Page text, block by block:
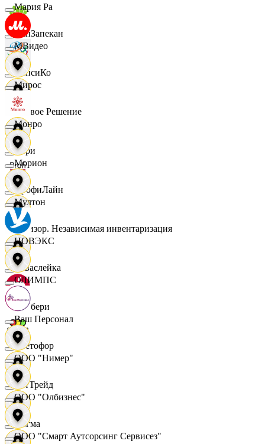
ПанЗапекан
ПепсиКо
Первое Решение
Пери
ПрофиЛайн
Ревизор. Независимая инвентаризация
Саваслейка
Самбери
Светофор
СетТрейд
Сигма
Мария Ра
МВидео
Мирос
Монро
Морион
Мултон
НОВЭКС
ОЛИМПС
Ваш Персонал
ООО "Нимер"
ООО "Олбизнес"
ООО "Смарт Аутсорсинг Сервисез"